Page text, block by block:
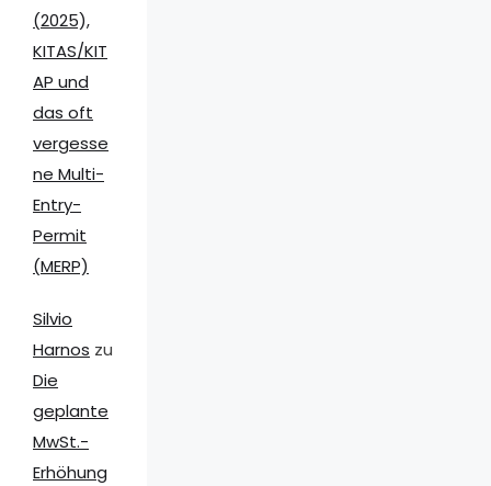
(2025),
KITAS/KIT
AP und
das oft
vergesse
ne Multi-
Entry-
Permit
(MERP)
Silvio
Harnos zu
Die
geplante
MwSt.-
Erhöhung